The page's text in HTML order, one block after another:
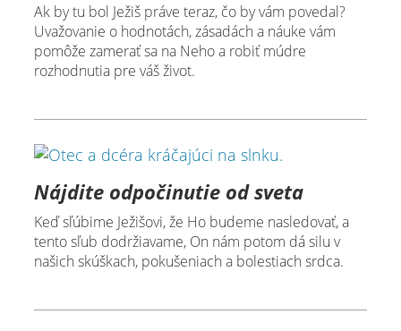
Ak by tu bol Ježiš práve teraz, čo by vám povedal?
Uvažovanie o hodnotách, zásadách a náuke vám
pomôže zamerať sa na Neho a robiť múdre
rozhodnutia pre váš život.
Nájdite odpočinutie od sveta
Keď sľúbime Ježišovi, že Ho budeme nasledovať, a
tento sľub dodržiavame, On nám potom dá silu v
našich skúškach, pokušeniach a bolestiach srdca.